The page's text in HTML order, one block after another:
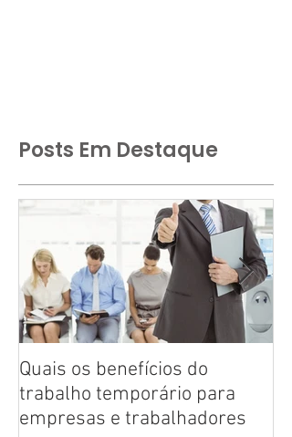
Posts Em Destaque
Quais os benefícios do
trabalho temporário para
empresas e trabalhadores